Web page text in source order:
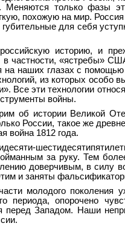
Меняются только фазы
похожую на мир. Россия
губительные для себя
историю, и
в частности, «ястребы»
на наших глазах с
из которых особо
Все эти технологии
войны.
об истории Великой
России, такое же
война 1812 года.
за руку. Тем
доверчивым, в силу
и заняты
молодого
периода, опорочено
перед Западом. Наши